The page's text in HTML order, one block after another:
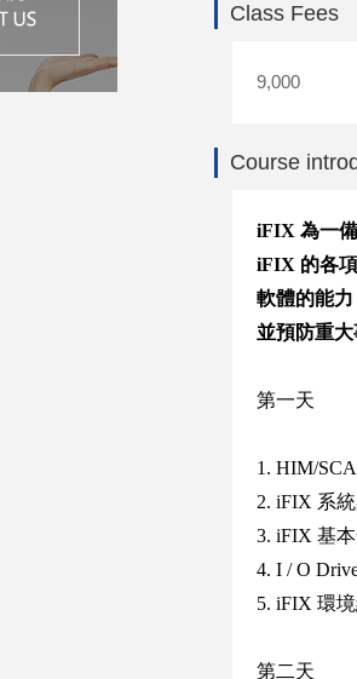
Class Fees
9,000
Course
iFIX 為一
iFIX 的各
軟體的能
並預防重
第一天
1. HIM/
2. iFIX 系
3. iFIX 基
4. I / O
5. iFIX 環
第二天